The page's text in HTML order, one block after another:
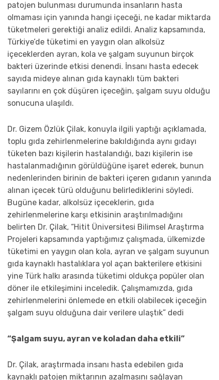
patojen bulunması durumunda insanların hasta
olmaması için yanında hangi içeceği, ne kadar miktarda
tüketmeleri gerektiği analiz edildi. Analiz kapsamında,
Türkiye’de tüketimi en yaygın olan alkolsüz
içeceklerden ayran, kola ve şalgam suyunun birçok
bakteri üzerinde etkisi denendi. İnsanı hasta edecek
sayıda mideye alınan gıda kaynaklı tüm bakteri
sayılarını en çok düşüren içeceğin, şalgam suyu olduğu
sonucuna ulaşıldı.
Dr. Gizem Özlük Çilak, konuyla ilgili yaptığı açıklamada,
toplu gıda zehirlenmelerine bakıldığında aynı gıdayı
tüketen bazı kişilerin hastalandığı, bazı kişilerin ise
hastalanmadığının görüldüğüne işaret ederek, bunun
nedenlerinden birinin de bakteri içeren gıdanın yanında
alınan içecek türü olduğunu belirlediklerini söyledi.
Bugüne kadar, alkolsüz içeceklerin, gıda
zehirlenmelerine karşı etkisinin araştırılmadığını
belirten Dr. Çilak, “Hitit Üniversitesi Bilimsel Araştırma
Projeleri kapsamında yaptığımız çalışmada, ülkemizde
tüketimi en yaygın olan kola, ayran ve şalgam suyunun
gıda kaynaklı hastalıklara yol açan bakterilere etkisini
yine Türk halkı arasında tüketimi oldukça popüler olan
döner ile etkileşimini inceledik. Çalışmamızda, gıda
zehirlenmelerini önlemede en etkili olabilecek içeceğin
şalgam suyu olduğuna dair verilere ulaştık” dedi
“Şalgam suyu, ayran ve koladan daha etkili”
Dr. Çilak, araştırmada insanı hasta edebilen gıda
kaynaklı patojen miktarının azalmasını sağlayan